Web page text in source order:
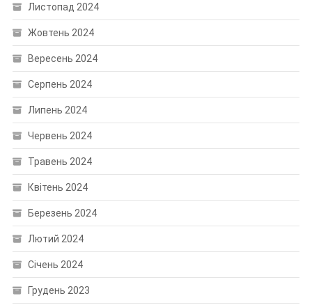
Листопад 2024
Жовтень 2024
Вересень 2024
Серпень 2024
Липень 2024
Червень 2024
Травень 2024
Квітень 2024
Березень 2024
Лютий 2024
Січень 2024
Грудень 2023